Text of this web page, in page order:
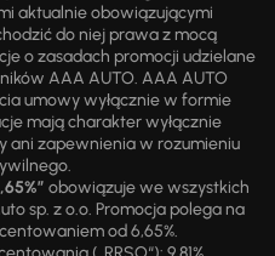
aktualnie obowiązującymi
do niej prawa z mocą
o zasadach promocji udzielane
AAA AUTO. AAA AUTO
umowy wyłącznie w formie
mają charakter wyłącznie
ani zapewnienia w rozumieniu
obowiązuje we wszystkich
sp. z o.o. Promocja polega na
od 6,65%.